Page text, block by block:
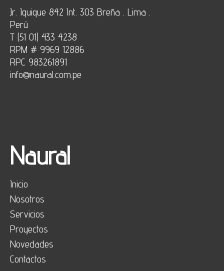
Jr. Iquique 842 Int. 303 Breña . Lima .
Perú
T (51 01) 433 4238
RPM # 9969 12886
RPC 983261891
info@naural.com.pe
Naural
Inicio
Nosotros
Servicios
Proyectos
Novedades
Contactos